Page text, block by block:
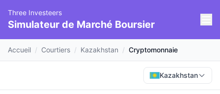
Three Investeers
Simulateur de Marché Boursier
Accueil / Courtiers / Kazakhstan / Cryptomonnaie
Kazakhstan